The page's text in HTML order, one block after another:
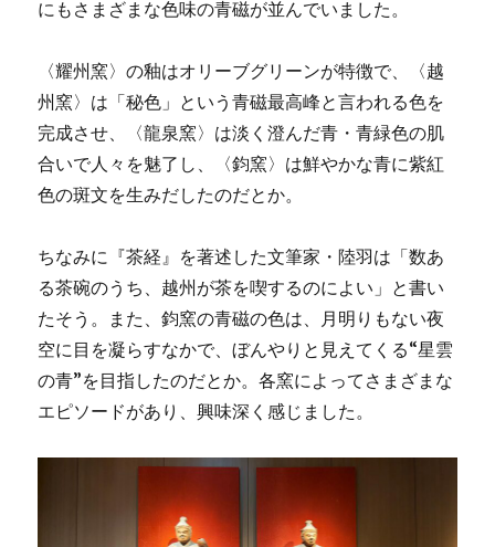
にもさまざまな色味の青磁が並んでいました。
〈耀州窯〉の釉はオリーブグリーンが特徴で、〈越
州窯〉は「秘色」という青磁最高峰と言われる色を
完成させ、〈龍泉窯〉は淡く澄んだ青・青緑色の肌
合いで人々を魅了し、〈鈞窯〉は鮮やかな青に紫紅
色の斑文を生みだしたのだとか。
ちなみに『茶経』を著述した文筆家・陸羽は「数あ
る茶碗のうち、越州が茶を喫するのによい」と書い
たそう。また、鈞窯の青磁の色は、月明りもない夜
空に目を凝らすなかで、ぼんやりと見えてくる“星雲
の青”を目指したのだとか。各窯によってさまざまな
エピソードがあり、興味深く感じました。